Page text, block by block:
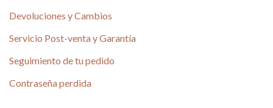
Devoluciones y Cambios
Servicio Post-venta y Garantía
Seguimiento de tu pedido
Contraseña perdida